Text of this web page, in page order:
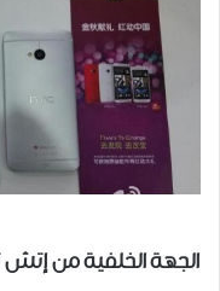
الجهة الخلفية من